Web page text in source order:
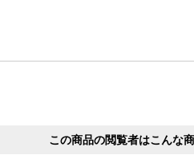
この商品の閲覧者はこんな